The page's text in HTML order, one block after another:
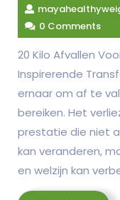
0 Comments
20 Kilo Afvallen
Inspirerende
ernaar om af te
bereiken. Het
prestatie die niet
kan veranderen,
en welzijn kan